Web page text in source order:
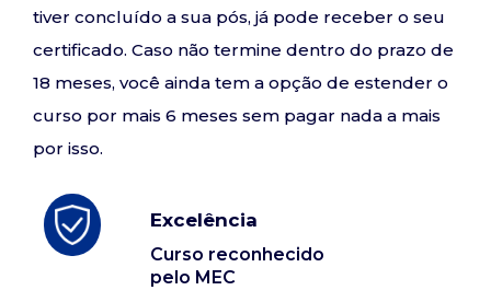
tiver concluído a sua pós, já pode receber o seu
certificado. Caso não termine dentro do prazo de
18 meses, você ainda tem a opção de estender o
curso por mais 6 meses sem pagar nada a mais
por isso.
Excelência
Curso reconhecido
pelo MEC